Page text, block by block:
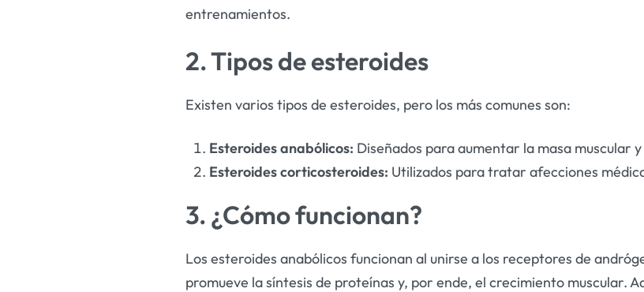
entrenamientos.
2. Tipos de esteroides
Existen varios tipos de esteroides, pero los más comunes son:
Esteroides anabólicos: Diseñados para aumentar la masa muscular
Esteroides corticosteroides: Utilizados para tratar afecciones
3. ¿Cómo funcionan?
Los esteroides anabólicos funcionan al unirse a los receptores de
promueve la síntesis de proteínas y, por ende, el crecimiento muscular.